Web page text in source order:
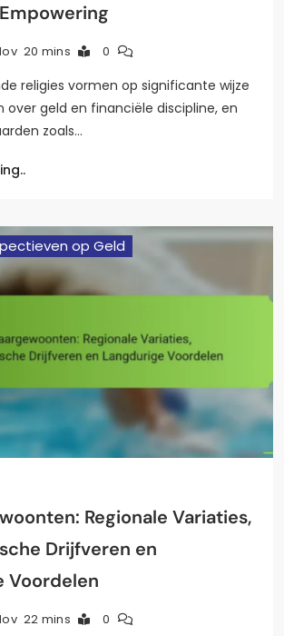
20 mins 0
religies vormen op significante wijze
geld en financiële discipline, en
zoals…
op Geld
Regionale Variaties,
Drijfveren en
Voordelen
22 mins 0